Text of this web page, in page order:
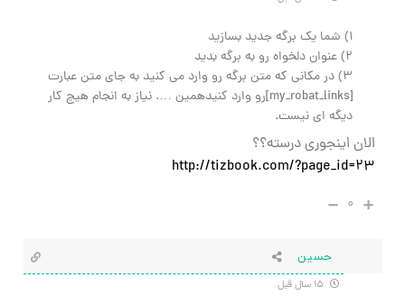
۱) شما یک برگه جدید بسازید
۲) عنوان دلخواه رو به برگه بدید
۳) در مکانی که متن برگه رو وارد می کنید به جای متن عبارت
[my_robat_links]رو وارد کنیدهمین …. نیاز به انجام هیچ کار
دیگه ای نیست.
الان اینجوری درسته؟؟
http://tizbook.com/?page_id=23
۰
حسین